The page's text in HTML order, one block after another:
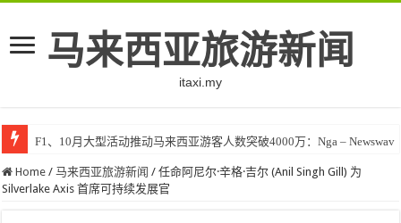
马来西亚旅游新闻
itaxi.my
F1、10月大型活动推动马来西亚游客人数突破4000万：Nga – Newswav
Home / 马来西亚旅游新闻 / 任命阿尼尔·辛格·吉尔 (Anil Singh Gill) 为
Silverlake Axis 首席可持续发展官